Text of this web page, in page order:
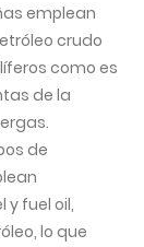
emplean
crudo
como es
de la
de
y fuel oil,
lo que